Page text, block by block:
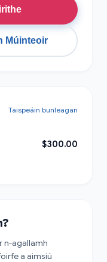
Múinteoir
Taispeáin bunleagan
$300.00
n-agallamh
a aimsiú